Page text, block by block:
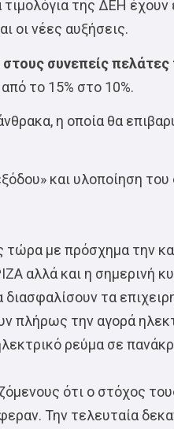
της ΔΕΗ έχουν
οι νέες αυξήσεις.
συνεπείς πελάτες
το 15% στο 10%.
η οποία θα
και υλοποίηση του
τώρα με πρόσχημα την
αλλά και η σημερινή
τα
πλήρως την αγορά
ρεύμα σε
ότι ο στόχος
Την τελευταία